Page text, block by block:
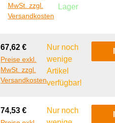
MwSt. zzgl.
Versandkosten
Lager
Regulärer Preis:
67,62 €
Preise exkl.
MwSt. zzgl.
Versandkosten
Nur noch
wenige
Artikel
verfügbar!
Regulärer Preis:
74,53 €
Nur noch